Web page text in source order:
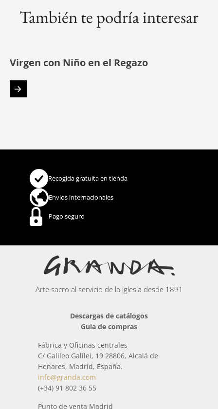
También te podría interesar
Virgen con Niño en el Regazo
Recogida gratuita en tienda
Envíos internacionales
Pago seguro
Arte sacro al servicio de la iglesia desde 1891
Descargas de catálogos
Guía de compras
Fábrica y Oficinas centrales
C/ Galileo Galilei, 19 28806, Alcalá de
Henares, Madrid, España.
info@granda.com
(+34) 91 802 36 55
Punto de venta Madrid